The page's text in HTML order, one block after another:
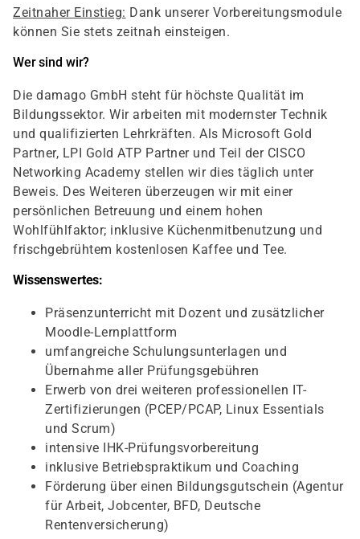
Zeitnaher Einstieg: Dank unserer Vorbereitungsmodule
können Sie stets zeitnah einsteigen.
Wer sind wir?
Die damago GmbH steht für höchste Qualität im
Bildungssektor. Wir arbeiten mit modernster Technik
und qualifizierten Lehrkräften. Als Microsoft Gold
Partner, LPI Gold ATP Partner und Teil der CISCO
Networking Academy stellen wir dies täglich unter
Beweis. Des Weiteren überzeugen wir mit einer
persönlichen Betreuung und einem hohen
Wohlfühlfaktor; inklusive Küchenmitbenutzung und
frischgebrühtem kostenlosen Kaffee und Tee.
Wissenswertes:
Präsenzunterricht mit Dozent und zusätzlicher
Moodle-Lernplattform
umfangreiche Schulungsunterlagen und
Übernahme aller Prüfungsgebühren
Erwerb von drei weiteren professionellen IT-
Zertifizierungen (PCEP/PCAP, Linux Essentials
und Scrum)
intensive IHK-Prüfungsvorbereitung
inklusive Betriebspraktikum und Coaching
Förderung über einen Bildungsgutschein (Agentur
für Arbeit, Jobcenter, BFD, Deutsche
Rentenversicherung)